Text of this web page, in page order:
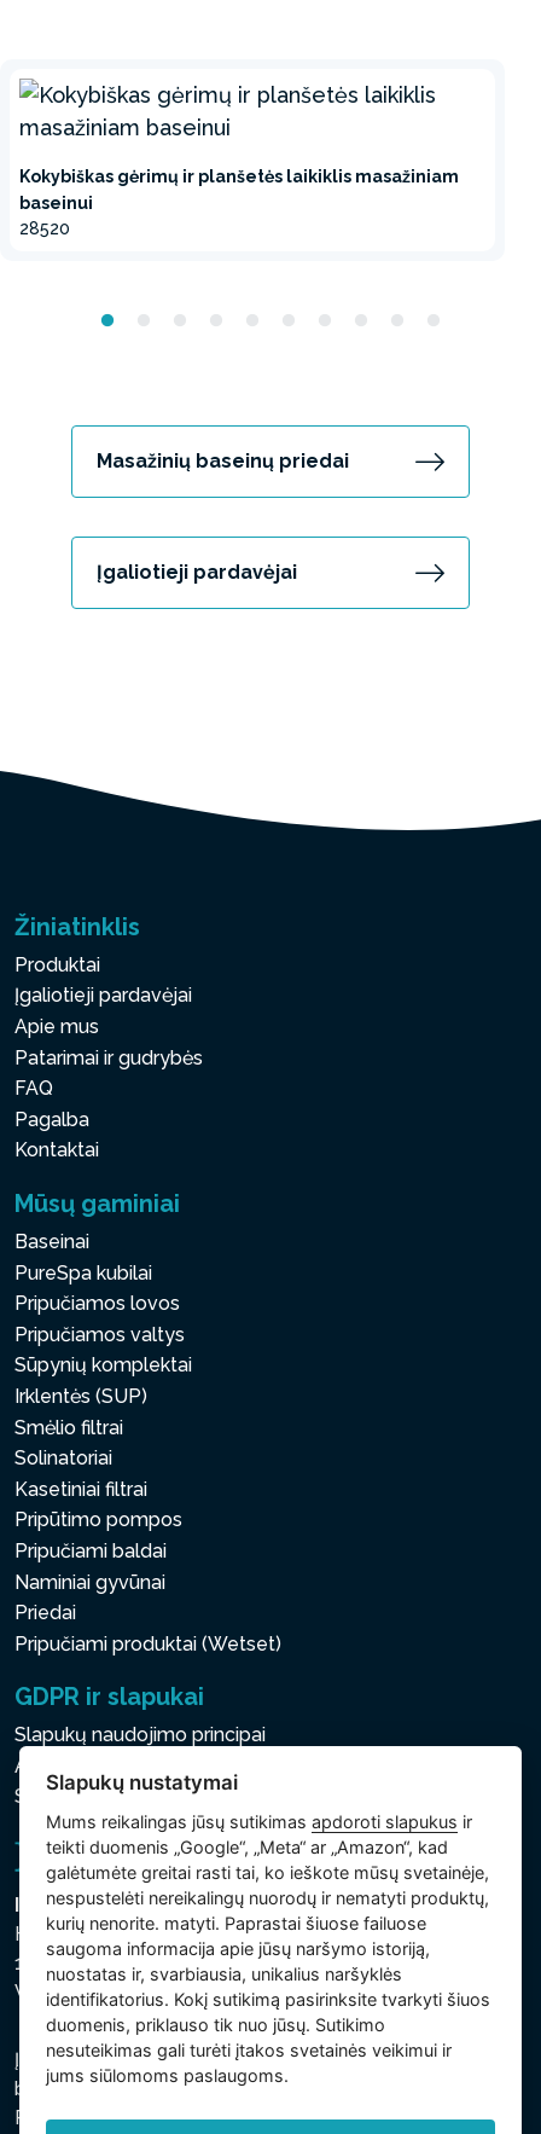
Kokybiškas gėrimų ir planšetės laikiklis masažiniam
baseinui
28520
Masažinių baseinų priedai
Įgaliotieji pardavėjai
Žiniatinklis
Produktai
Įgaliotieji pardavėjai
Apie mus
Patarimai ir gudrybės
FAQ
Pagalba
Kontaktai
Mūsų gaminiai
Baseinai
PureSpa kubilai
Pripučiamos lovos
Pripučiamos valtys
Sūpynių komplektai
Irklentės (SUP)
Smėlio filtrai
Solinatoriai
Kasetiniai filtrai
Pripūtimo pompos
Pripučiami baldai
Naminiai gyvūnai
Priedai
Pripučiami produktai (Wetset)
GDPR ir slapukai
Slapukų naudojimo principai
Asmens ir kitų tvarkomų duomenų apsaugos politika
Slapukų nustatymai
Intex Trading, s.r.o.
Hradecká 2526/3
130 00 Praha 3
Vinohrady - Česká republika
Įmonė įregistruota Prahos miesto teisme, C skyriuje,
bylos numeris 74759. regsitracijos numeris: 26150808,
PVM kodas: CZ26150808.
Slapukų nustatymai
Mums reikalingas jūsų sutikimasapdoroti slapukus ir
teikti duomenis „Google“, „Meta“ ar „Amazon“, kad
galėtumėte greitai rasti tai, ko ieškote mūsų svetainėje,
nespustelėti nereikalingų nuorodų ir nematyti produktų,
kurių nenorite. matyti. Paprastai šiuose failuose
saugoma informacija apie jūsų naršymo istoriją,
nuostatas ir, svarbiausia, unikalius naršyklės
identifikatorius. Kokį sutikimą pasirinksite tvarkyti šiuos
duomenis, priklauso tik nuo jūsų. Sutikimo
nesuteikimas gali turėti įtakos svetainės veikimui ir
jums siūlomoms paslaugoms.